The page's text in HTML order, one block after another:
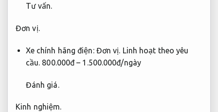
Tư vấn.
Đơn vị.
Xe chính hãng điện: Đơn vị. Linh hoạt theo yêu
cầu. 800.000đ – 1.500.000đ/ngày
Đánh giá.
Kinh nghiệm.